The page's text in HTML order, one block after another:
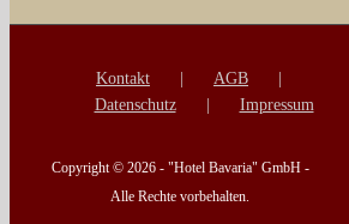
Kontakt
AGB
Datenschutz
Impressum
Copyright © 2026 - "Hotel Bavaria" GmbH -
Alle Rechte vorbehalten.